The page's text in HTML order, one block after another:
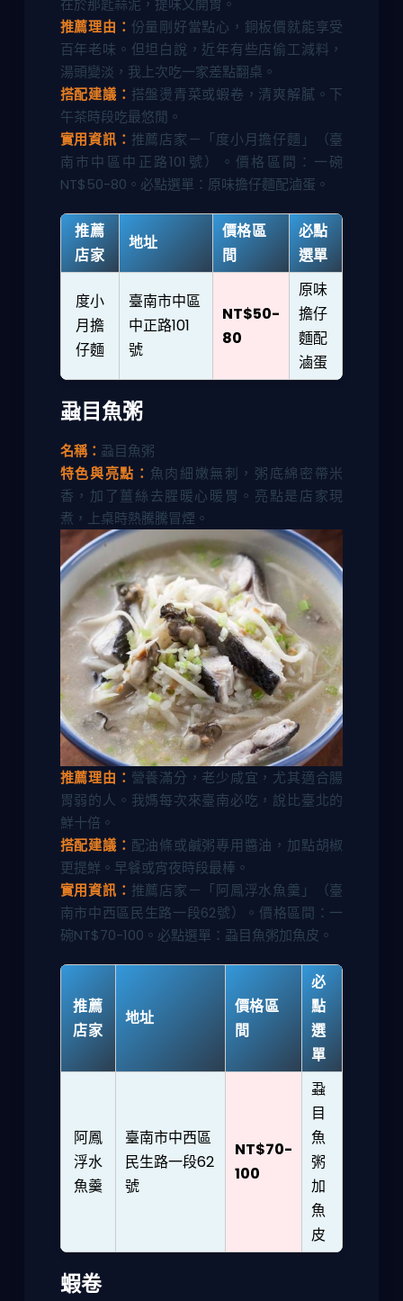
在於那匙蒜泥，提味又開胃。
推薦理由： 份量剛好當點心，銅板價就能享受
百年老味。但坦白說，近年有些店偷工減料，
湯頭變淡，我上次吃一家差點翻桌。
搭配建議： 搭盤燙青菜或蝦卷，清爽解膩。下
午茶時段吃最悠閒。
實用資訊： 推薦店家－「度小月擔仔麵」（臺
南市中區中正路101號）。價格區間：一碗
NT$50-80。必點選單：原味擔仔麵配滷蛋。
推薦
店家
地址
價格區
間
必點
選單
度小
月擔
仔麵
臺南市中區
中正路101
號
NT$50-
80
原味
擔仔
麵配
滷蛋
蝨目魚粥
名稱： 蝨目魚粥
特色與亮點： 魚肉細嫩無刺，粥底綿密帶米
香，加了薑絲去腥暖心暖胃。亮點是店家現
煮，上桌時熱騰騰冒煙。
推薦理由： 營養滿分，老少咸宜，尤其適合腸
胃弱的人。我媽每次來臺南必吃，說比臺北的
鮮十倍。
搭配建議： 配油條或鹹粥專用醬油，加點胡椒
更提鮮。早餐或宵夜時段最棒。
實用資訊： 推薦店家－「阿鳳浮水魚羹」（臺
南市中西區民生路一段62號）。價格區間：一
碗NT$70-100。必點選單：蝨目魚粥加魚皮。
推薦
店家
地址
價格區
間
必
點
選
單
阿鳳
浮水
魚羹
臺南市中西區
民生路一段62
號
NT$70-
100
蝨
目
魚
粥
加
魚
皮
蝦卷